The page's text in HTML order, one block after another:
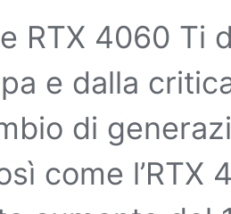
RTX 4060 Ti
e dalla
di
come l’RTX